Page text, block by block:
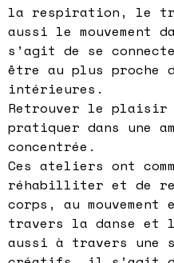
la respiration, le
aussi le mouvement
s’agit de se
être au plus proche
intérieures.
Retrouver le plaisir
pratiquer dans une
concentrée.
Ces ateliers ont
réhabilliter et de
corps, au
travers la danse et le
aussi à travers une